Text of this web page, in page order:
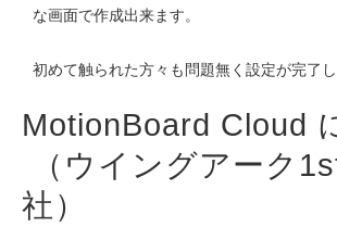
な画面で作成出来ます。
初めて触られた方々も問題無く設定が完了し
MotionBoard Cloud
（ウイングアーク
社）